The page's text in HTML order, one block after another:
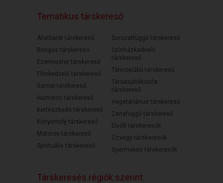
Tematikus társkereső
Állatbarát társkereső
Bringás társkereső
Ezermester társkereső
Filmkedvelő társkereső
Gamer társkereső
Humoros társkereső
Kertészkedő társkereső
Könyvmoly társkereső
Motoros társkereső
Spirituális társkereső
Sorozatfüggő társkereső
Színházkedvelő
társkereső
Táncoslábú társkereső
Társasjátékozós
társkereső
Vegetáriánus társkereső
Zenefüggő társkereső
Elvált társkeresők
Özvegy társkeresők
Gyermekes társkeresők
Társkeresés régiók szerint